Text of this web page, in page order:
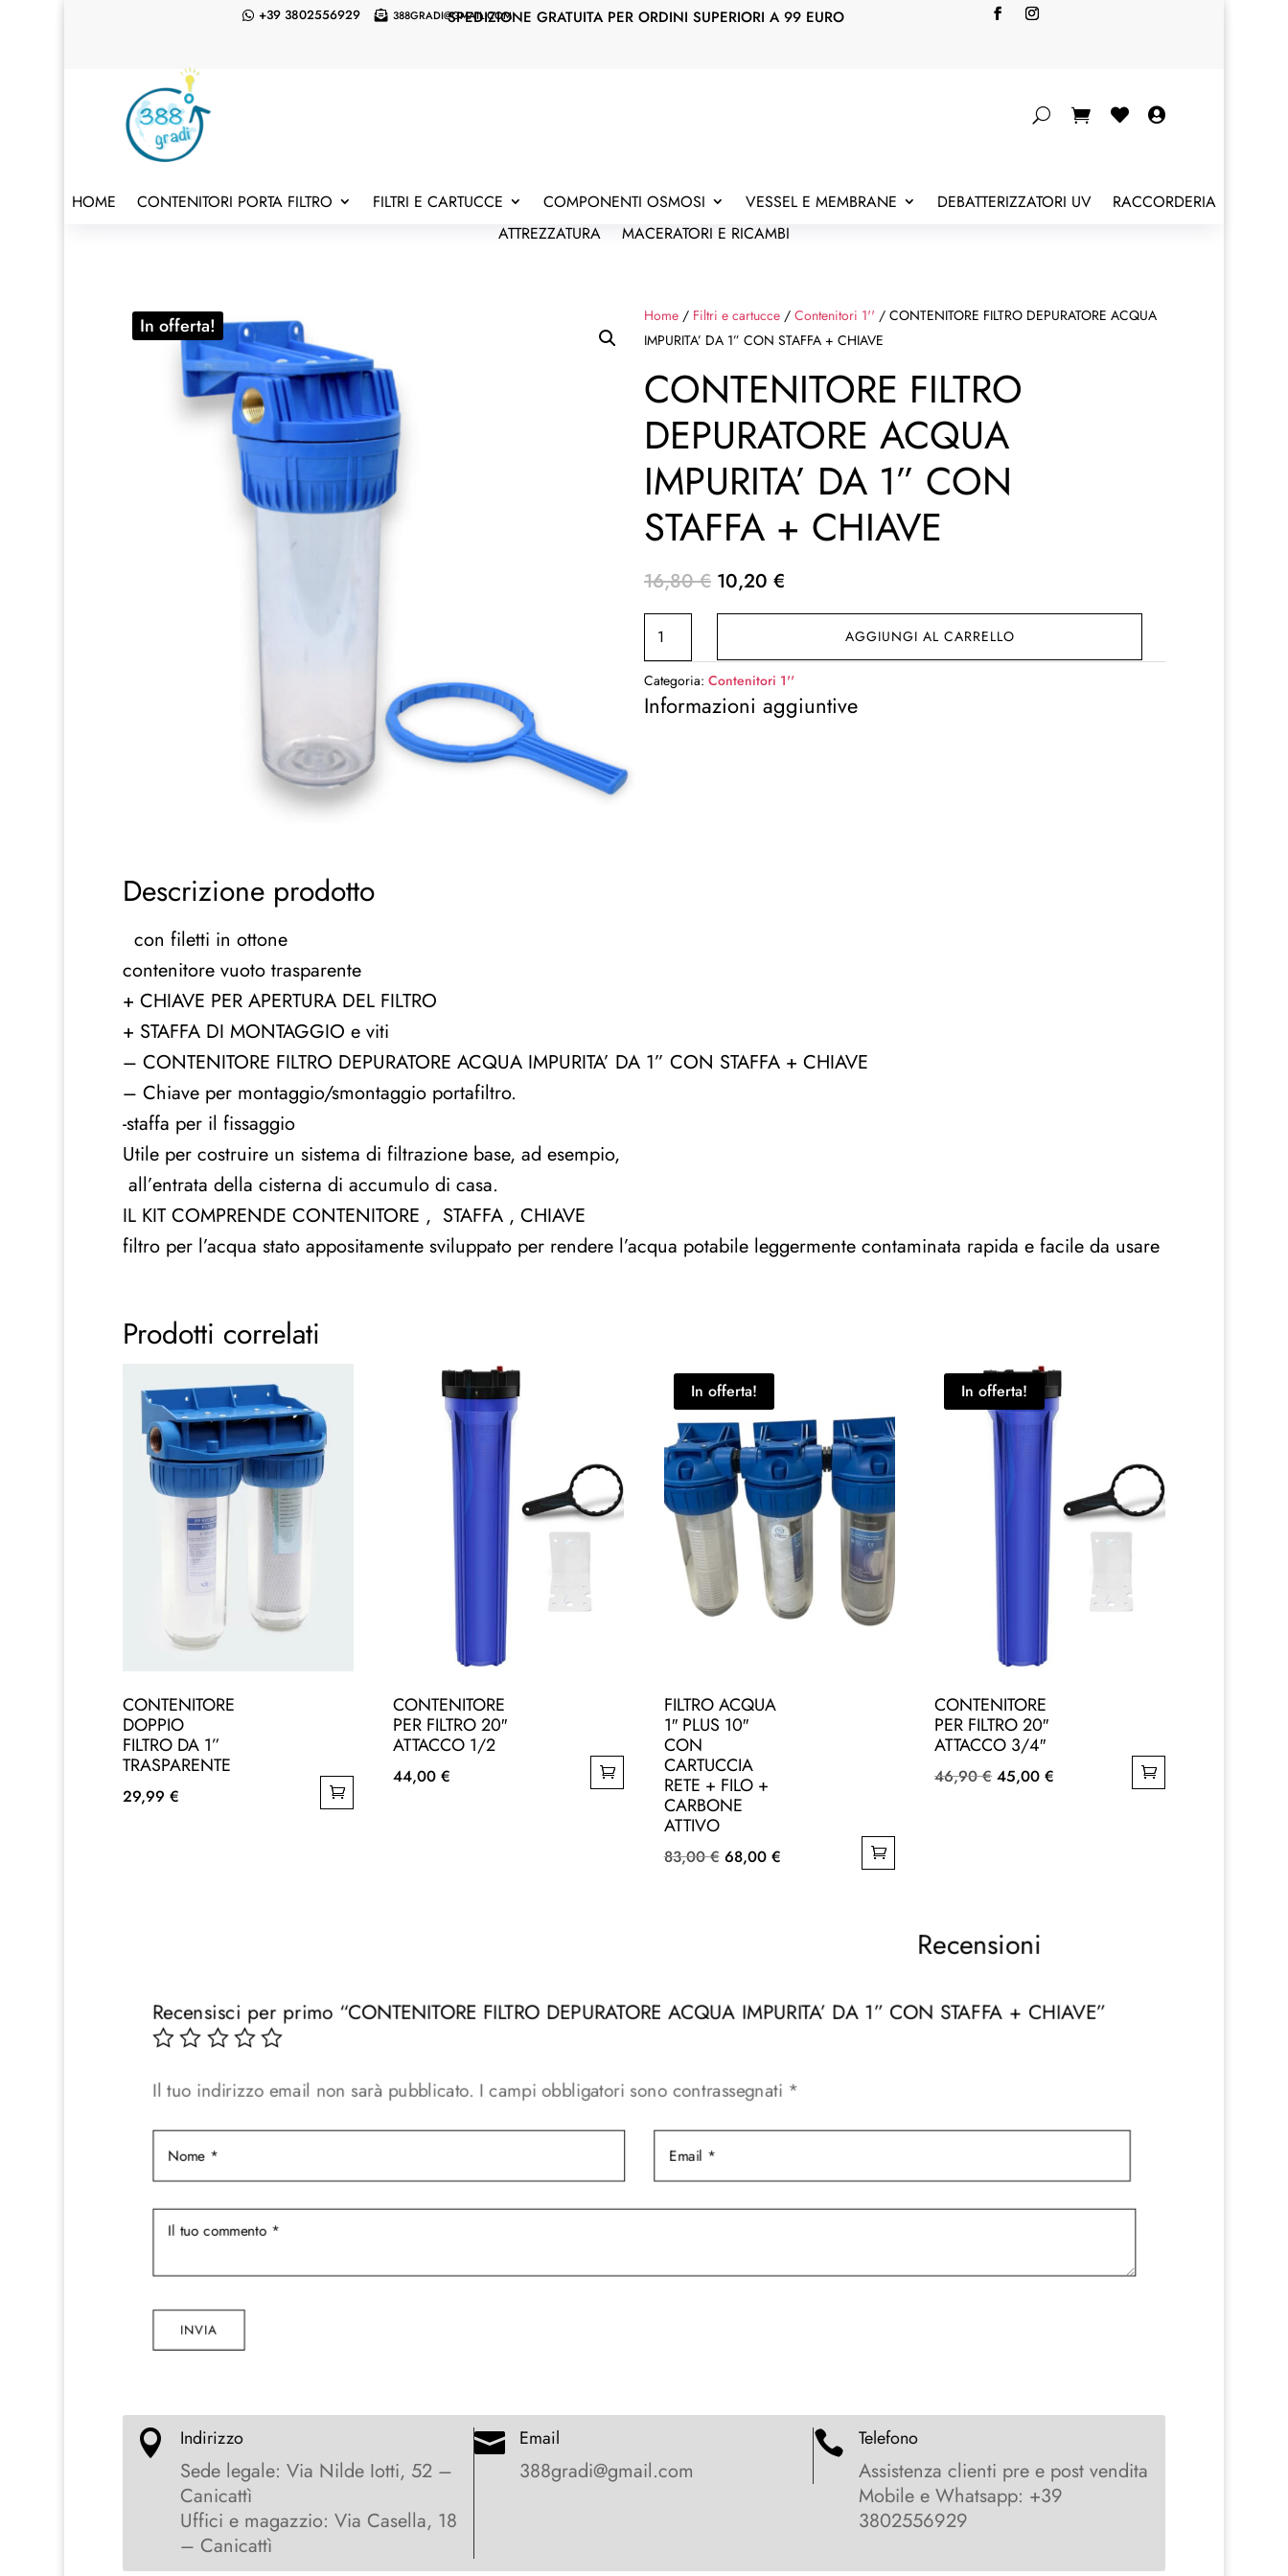
SPEDIZIONE GRATUITA PER ORDINI SUPERIORI A 99 EURO
 +39 3802556929  388GRADI@GMAIL.COM
 
HOME CONTENITORI PORTA FILTRO FILTRI E CARTUCCE COMPONENTI OSMOSI VESSEL E MEMBRANE DEBATTERIZZATORI UV
RACCORDERIA
ATTREZZATURA
MACERATORI E RICAMBI
In offerta! Home / Filtri e cartucce / Contenitori 1'' / CONTENITORE FILTRO DEPURATORE ACQUA
IMPURITA’ DA 1” CON STAFFA + CHIAVE
CONTENITORE FILTRO
DEPURATORE ACQUA
IMPURITA’ DA 1” CON
STAFFA + CHIAVE
16,80€ Il
era:
16,80 €.
10,20 €
è:
10,20 €.
CONTENITORE
FILTRO
DEPURATORE
ACQUA
AGGIUNGI AL CARRELLO
Categoria: Contenitori 1''
Informazioni aggiuntive
Descrizione prodotto
con filetti in ottone
contenitore vuoto trasparente
+ CHIAVE PER APERTURA DEL FILTRO
+ STAFFA DI MONTAGGIO e viti
– CONTENITORE FILTRO DEPURATORE ACQUA IMPURITA’ DA 1” CON STAFFA + CHIAVE
– Chiave per montaggio/smontaggio portafiltro.
-staffa per il fissaggio
Utile per costruire un sistema di filtrazione base, ad esempio,
all’entrata della cisterna di accumulo di casa.
IL KIT COMPRENDE CONTENITORE , STAFFA , CHIAVE
filtro per l’acqua stato appositamente sviluppato per rendere l’acqua potabile leggermente contaminata rapida e facile da usare
Prodotti correlati
CONTENITORE
DOPPIO
FILTRO DA 1”
TRASPARENTE
29,99 €
CONTENITORE
PER FILTRO 20″
ATTACCO 1/2
44,00€
In offerta!
FILTRO ACQUA
1″ PLUS 10″
CON
CARTUCCIA
RETE + FILO +
CARBONE
ATTIVO
83,00€ Il
68,00 €Il
In offerta!
CONTENITORE
PER FILTRO 20″
ATTACCO 3/4″
46,90€ Il
45,00€
Recensioni
Recensisci per primo “CONTENITORE FILTRO DEPURATORE ACQUA IMPURITA’ DA 1” CON STAFFA + CHIAVE”
Il tuo indirizzo email non sarà pubblicato. I campi obbligatori sono contrassegnati *
INVIA
 Indirizzo
Sede legale: Via Nilde Iotti, 52 –
Canicattì
Uffici e magazzio: Via Casella, 18
– Canicattì
 Email
388gradi@gmail.com
 Telefono
Assistenza clienti pre e post vendita
Mobile e Whatsapp: +39
3802556929